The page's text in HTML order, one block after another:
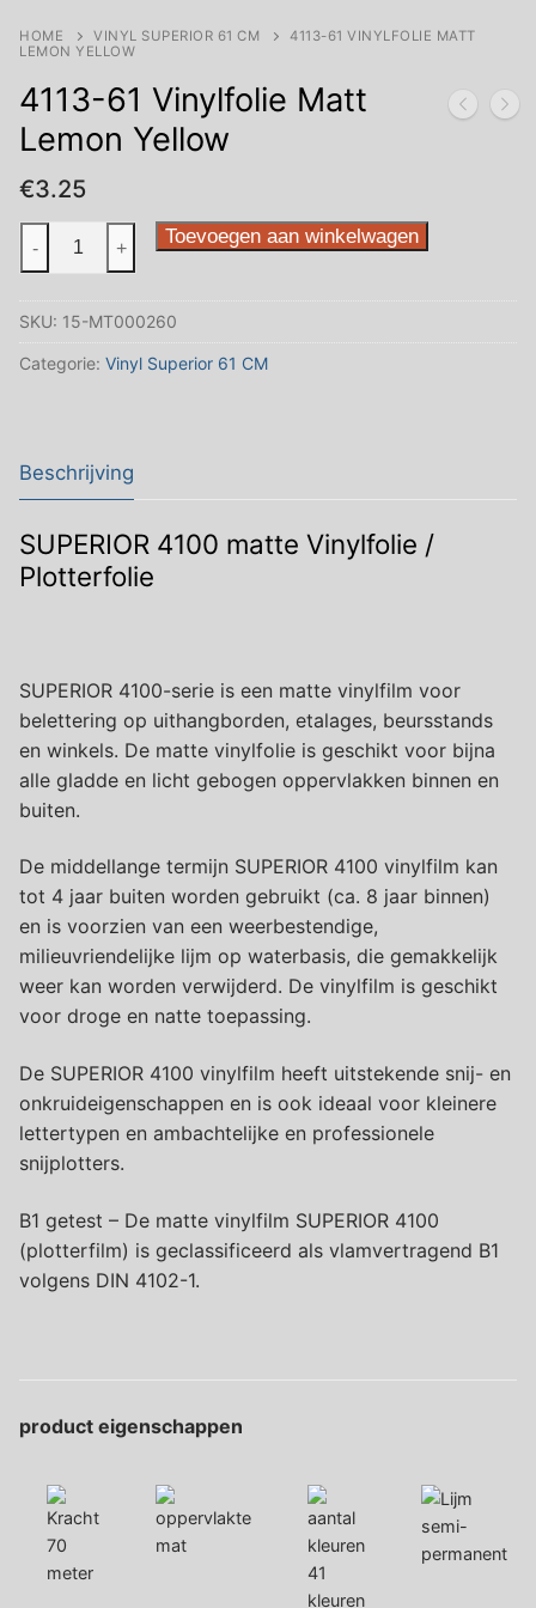
HOME VINYL SUPERIOR 61 CM
4113-61 VINYLFOLIE MATT
LEMON YELLOW
4113-61 Vinylfolie Matt
Lemon Yellow
€3.25
61
Matt
Lemon
- + Toevoegen aan winkelwagen
SKU: 15-MT000260
Categorie: Vinyl Superior 61 CM
Beschrijving
SUPERIOR 4100 matte Vinylfolie /
Plotterfolie
SUPERIOR 4100-serie is een matte vinylfilm voor
belettering op uithangborden, etalages, beursstands
en winkels. De matte vinylfolie is geschikt voor bijna
alle gladde en licht gebogen oppervlakken binnen en
buiten.
De middellange termijn SUPERIOR 4100 vinylfilm kan
tot 4 jaar buiten worden gebruikt (ca. 8 jaar binnen)
en is voorzien van een weerbestendige,
milieuvriendelijke lijm op waterbasis, die gemakkelijk
weer kan worden verwijderd. De vinylfilm is geschikt
voor droge en natte toepassing.
De SUPERIOR 4100 vinylfilm heeft uitstekende snij- en
onkruideigenschappen en is ook ideaal voor kleinere
lettertypen en ambachtelijke en professionele
snijplotters.
B1 getest – De matte vinylfilm SUPERIOR 4100
(plotterfilm) is geclassificeerd als vlamvertragend B1
volgens DIN 4102-1.
product eigenschappen
70
meter
mat
41
kleuren
semi-
permanent